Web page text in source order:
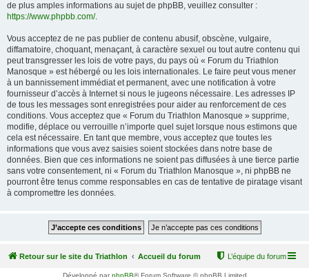
de plus amples informations au sujet de phpBB, veuillez consulter :
https://www.phpbb.com/.
Vous acceptez de ne pas publier de contenu abusif, obscène, vulgaire,
diffamatoire, choquant, menaçant, à caractère sexuel ou tout autre contenu qui
peut transgresser les lois de votre pays, du pays où « Forum du Triathlon
Manosque » est hébergé ou les lois internationales. Le faire peut vous mener
à un bannissement immédiat et permanent, avec une notification à votre
fournisseur d’accès à Internet si nous le jugeons nécessaire. Les adresses IP
de tous les messages sont enregistrées pour aider au renforcement de ces
conditions. Vous acceptez que « Forum du Triathlon Manosque » supprime,
modifie, déplace ou verrouille n’importe quel sujet lorsque nous estimons que
cela est nécessaire. En tant que membre, vous acceptez que toutes les
informations que vous avez saisies soient stockées dans notre base de
données. Bien que ces informations ne soient pas diffusées à une tierce partie
sans votre consentement, ni « Forum du Triathlon Manosque », ni phpBB ne
pourront être tenus comme responsables en cas de tentative de piratage visant
à compromettre les données.
Retour sur le site du Triathlon Accueil du forum L’équipe du forum
Développé parphpBB® Forum Software © phpBB Limited